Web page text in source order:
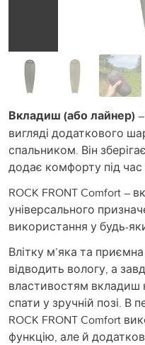
Вкладиш (або лайнер)
вигляді додаткового
спальником. Він
додає комфорту під час
ROCK FRONT Comfort –
універсального
використання у будь-
Влітку м’яка та
відводить вологу, а
властивостям вкладиш
спати у зручній позі. В
ROCK FRONT Comfort
функцію, але й